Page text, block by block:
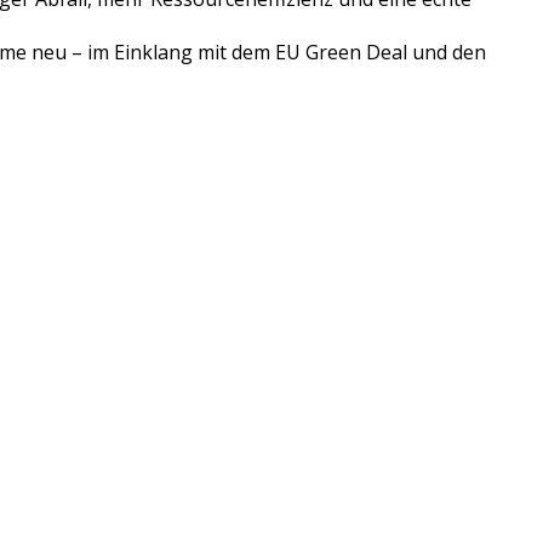
neu – im Einklang mit dem EU Green Deal und den